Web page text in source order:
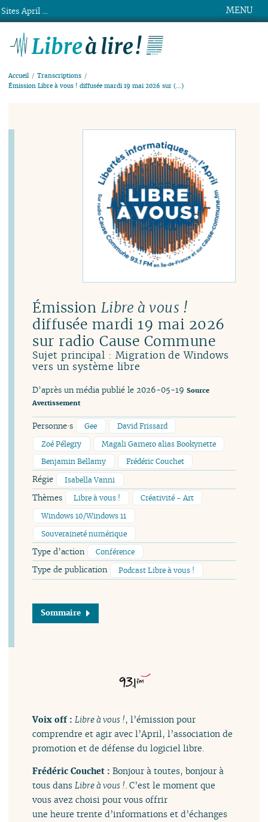
MENU
Accueil
Transcriptions
Émission Libre à vous ! diffusée mardi 19 mai 2026 sur (…)
Émission Libre à vous !
diffusée mardi 19 mai 2026
sur radio Cause Commune
Sujet principal : Migration de Windows
vers un système libre
D’après un média publié le 2026-05-19 Source
Avertissement
Personne·s Gee
David Frissard
Zoé Pélegry
Magali Garnero alias Bookynette
Benjamin Bellamy
Frédéric Couchet
Régie Isabella Vanni
Thèmes Libre à vous !
Créativité - Art
Windows 10/Windows 11
Souveraineté numérique
Type d’action Conférence
Type de publication Podcast Libre à vous !
Sommaire
Voix off :Libre à vous !, l’émission pour
comprendre et agir avec l’April, l’association de
promotion et de défense du logiciel libre.
Frédéric Couchet :Bonjour à toutes, bonjour à
tous dansLibre à vous !. C’est le moment que
vous avez choisi pour vous offrir
une heure trente d’informations et d’échanges
Sites April ...